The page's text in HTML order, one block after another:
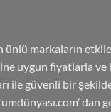
ünlü markaların
uygun fiyatlarla ve
ile güvenli bir
dan